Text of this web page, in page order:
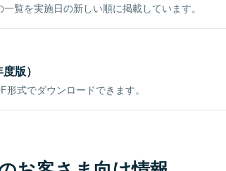
覧を実施日の新しい順に掲載しています。
版）
式でダウンロードできます。